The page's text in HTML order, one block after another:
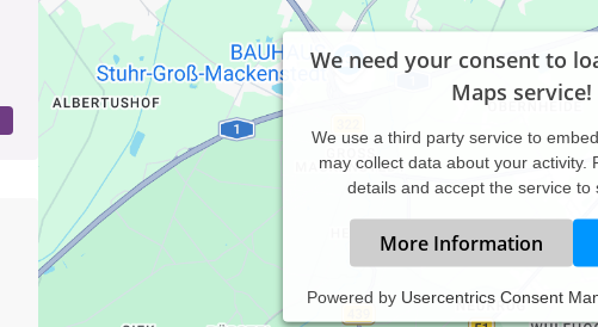
We need your consent to
Maps service!
We use a third party service to
may collect data about your activity.
details and accept the service to
More Information
Powered by Usercentrics Consent
Als Diplom-Psychologin und Atemtherapeutin mit mehr als 20